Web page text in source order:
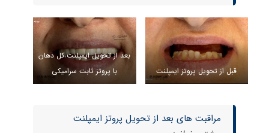
قبل از تحویل پروتز ایمپلنت
بعد از تحویل ایمپلنت کل دهان
با پروتز ثابت سرامیکی
مراقبت های بعد از تحویل پروتز ایمپلنت